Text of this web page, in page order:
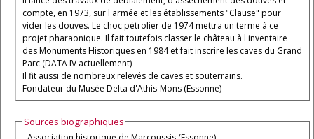
compte, en 1973, sur l'armée et les établissements "Clause" pour
vider les douves. Le choc pétrolier de 1974 mettra un terme à ce
projet pharaonique. Il fait toutefois classer le château à l'inventaire
des Monuments Historiques en 1984 et fait inscrire les caves du Grand
Parc (DATA IV actuellement)
Il fit aussi de nombreux relevés de caves et souterrains.
Fondateur du Musée Delta d'Athis-Mons (Essonne)
Sources biographiques